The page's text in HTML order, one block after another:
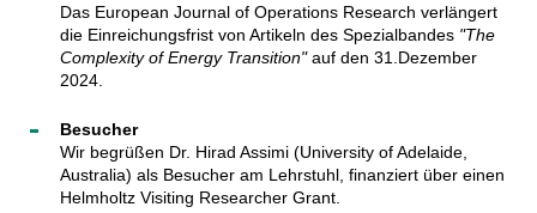
Das European Journal of Operations Research verlängert
die Einreichungsfrist von Artikeln des Spezialbandes "The
Complexity of Energy Transition"auf den 31.Dezember
2024.
Besucher
Wir begrüßen Dr. Hirad Assimi (University of Adelaide,
Australia) als Besucher am Lehrstuhl, finanziert über einen
Helmholtz Visiting Researcher Grant.